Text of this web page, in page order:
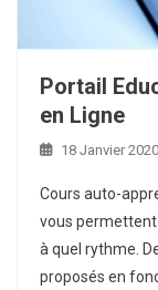
Portail
en Ligne
18 Janvier 2020
Cours auto-
vous
à quel rythme.
proposés en